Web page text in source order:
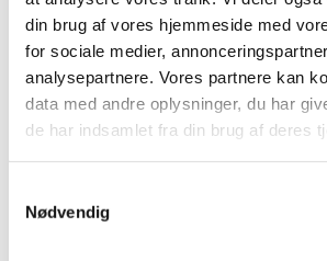
din brug af vores hjemmeside med
for sociale medier,
analysepartnere. Vores partnere kan
data med andre oplysninger, du har
de har indsamlet fra din brug af deres
Nødvendig